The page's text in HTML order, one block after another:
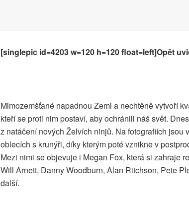
[singlepic id=4203 w=120 h=120 float=left]Opět
Mimozemšťané napadnou Zemi a nechtěně vytvoří
kteří se proti nim postaví, aby ochránili náš svět.
z natáčení nových Želvích ninjů. Na fotografiích jsou
oblecích s krunýři, díky kterým poté vznikne v
Mezi nimi se objevuje i Megan Fox, která si zahraje
Will Arnett, Danny Woodburn, Alan Ritchson, Pete
další.